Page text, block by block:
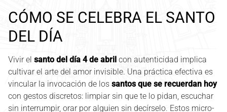
CÓMO SE CELEBRA EL SANTO
DEL DÍA
Vivir el santo del día 4 de abril con autenticidad implica
cultivar el arte del amor invisible. Una práctica efectiva es
vincular la invocación de los santos que se recuerdan hoy
con gestos discretos: limpiar sin que te lo pidan, escuchar
sin interrumpir, orar por alguien sin decírselo. Estos micro-